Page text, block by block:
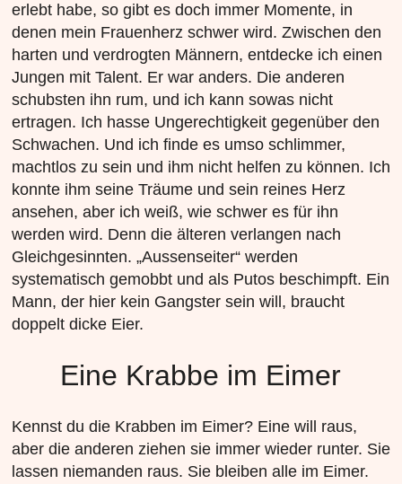
erlebt habe, so gibt es doch immer Momente, in
denen mein Frauenherz schwer wird. Zwischen den
harten und verdrogten Männern, entdecke ich einen
Jungen mit Talent. Er war anders. Die anderen
schubsten ihn rum, und ich kann sowas nicht
ertragen. Ich hasse Ungerechtigkeit gegenüber den
Schwachen. Und ich finde es umso schlimmer,
machtlos zu sein und ihm nicht helfen zu können. Ich
konnte ihm seine Träume und sein reines Herz
ansehen, aber ich weiß, wie schwer es für ihn
werden wird. Denn die älteren verlangen nach
Gleichgesinnten. „Aussenseiter“ werden
systematisch gemobbt und als Putos beschimpft. Ein
Mann, der hier kein Gangster sein will, braucht
doppelt dicke Eier.
Eine Krabbe im Eimer
Kennst du die Krabben im Eimer? Eine will raus,
aber die anderen ziehen sie immer wieder runter. Sie
lassen niemanden raus. Sie bleiben alle im Eimer.